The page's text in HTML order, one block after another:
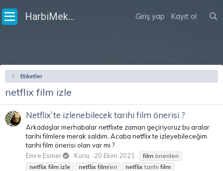
HarbiMekân Giriş yap Kayıt ol
Etiketler
netflix film izle
Netflix`te izlenebilecek tarihi film önerisi ?
Arkadaşlar merhabalar netflixte zaman geçiriyoruz bu aralar
tarihi filmlere merak saldım. Acaba netflix te izleyebileceğim
tarihi film önerisi olan var mı ?
Emre Esmer
Konu 20 Ekim 2021 film önerileri
netflix film izle netflix filmleri netflix tarihifilm